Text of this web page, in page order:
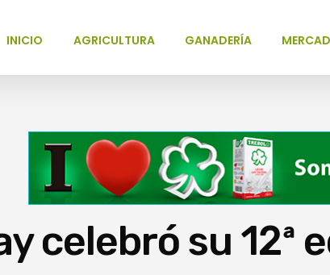
INICIO AGRICULTURA GANADERÍA
celebró su 12ª